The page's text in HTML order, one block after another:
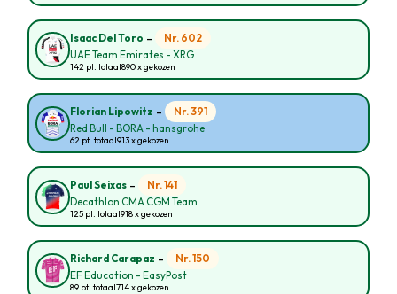
Isaac Del Toro - Nr. 602
UAE Team Emirates - XRG
142 pt. totaal890 x gekozen
Florian Lipowitz - Nr. 391
Red Bull - BORA - hansgrohe
62 pt. totaal913 x gekozen
Paul Seixas - Nr. 141
Decathlon CMA CGM Team
125 pt. totaal918 x gekozen
Richard Carapaz - Nr. 150
EF Education - EasyPost
89 pt. totaal714 x gekozen